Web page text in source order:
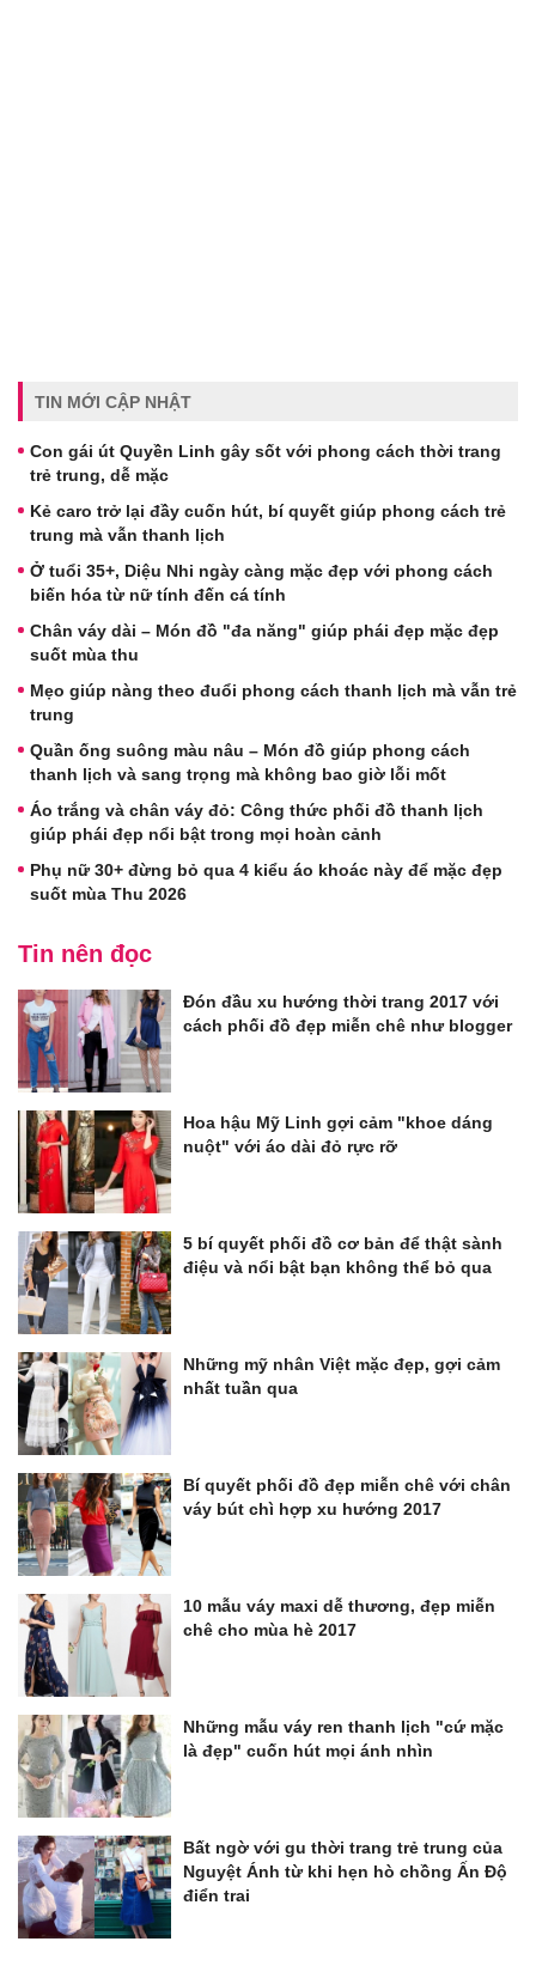
TIN MỚI CẬP NHẬT
Con gái út Quyền Linh gây sốt với phong cách thời trang
trẻ trung, dễ mặc
Kẻ caro trở lại đầy cuốn hút, bí quyết giúp phong cách trẻ
trung mà vẫn thanh lịch
Ở tuổi 35+, Diệu Nhi ngày càng mặc đẹp với phong cách
biến hóa từ nữ tính đến cá tính
Chân váy dài – Món đồ "đa năng" giúp phái đẹp mặc đẹp
suốt mùa thu
Mẹo giúp nàng theo đuổi phong cách thanh lịch mà vẫn trẻ
trung
Quần ống suông màu nâu – Món đồ giúp phong cách
thanh lịch và sang trọng mà không bao giờ lỗi mốt
Áo trắng và chân váy đỏ: Công thức phối đồ thanh lịch
giúp phái đẹp nổi bật trong mọi hoàn cảnh
Phụ nữ 30+ đừng bỏ qua 4 kiểu áo khoác này để mặc đẹp
suốt mùa Thu 2026
Tin nên đọc
Đón đầu xu hướng thời trang 2017 với
cách phối đồ đẹp miễn chê như blogger
Hoa hậu Mỹ Linh gợi cảm "khoe dáng
nuột" với áo dài đỏ rực rỡ
5 bí quyết phối đồ cơ bản để thật sành
điệu và nổi bật bạn không thể bỏ qua
Những mỹ nhân Việt mặc đẹp, gợi cảm
nhất tuần qua
Bí quyết phối đồ đẹp miễn chê với chân
váy bút chì hợp xu hướng 2017
10 mẫu váy maxi dễ thương, đẹp miễn
chê cho mùa hè 2017
Những mẫu váy ren thanh lịch "cứ mặc
là đẹp" cuốn hút mọi ánh nhìn
Bất ngờ với gu thời trang trẻ trung của
Nguyệt Ánh từ khi hẹn hò chồng Ấn Độ
điển trai